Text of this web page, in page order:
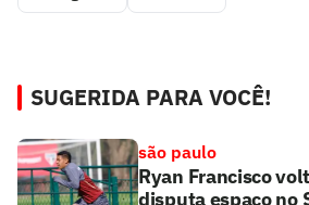
SUGERIDA PARA VOCÊ!
são paulo
Ryan Francisco
disputa espaço no